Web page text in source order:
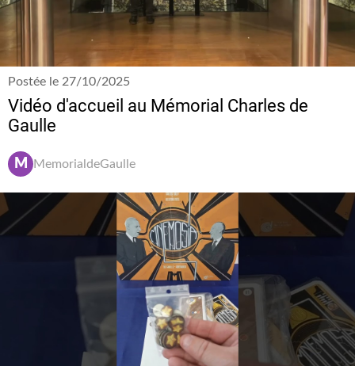
Postée le 27/10/2025
Vidéo d'accueil au Mémorial Charles de
Gaulle
M MemorialdeGaulle